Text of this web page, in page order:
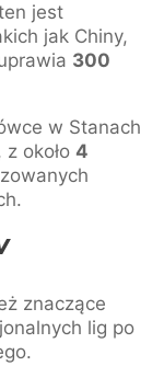
jest
jak Chiny,
300
w Stanach
około 4
znaczące
lig po